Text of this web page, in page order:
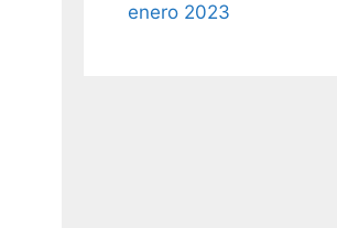
enero 2023